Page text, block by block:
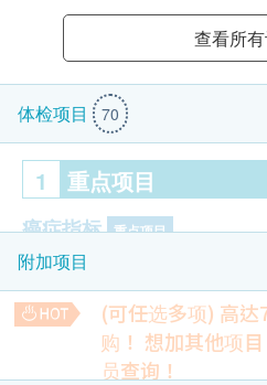
查看所
体检项目 70
1 重点项目
癌症指标 重点项目
癌抗原 125 (卵巢) - 只限女士
癌抗原 (前列腺癌) - 只限男
甲种胚胎蛋白 (肝脏)
癌胚抗原（结肠）
附加项目
(可任选多项) 高
购！ 想加其他项
员查询！